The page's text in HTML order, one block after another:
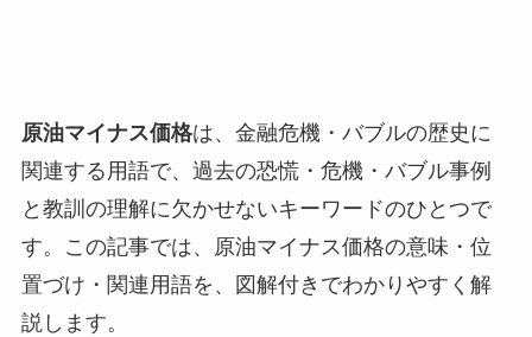
原油マイナス価格は、金融危機・バブルの歴史に
関連する用語で、過去の恐慌・危機・バブル事例
と教訓の理解に欠かせないキーワードのひとつで
す。この記事では、原油マイナス価格の意味・位
置づけ・関連用語を、図解付きでわかりやすく解
説します。